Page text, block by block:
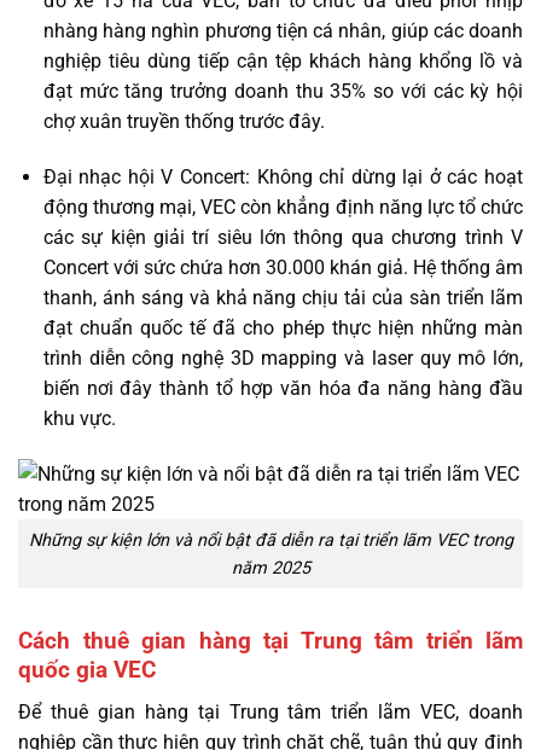
nhàng hàng nghìn phương tiện cá nhân, giúp các doanh
nghiệp tiêu dùng tiếp cận tệp khách hàng khổng lồ và
đạt mức tăng trưởng doanh thu 35% so với các kỳ hội
chợ xuân truyền thống trước đây.
Đại nhạc hội V Concert: Không chỉ dừng lại ở các hoạt
động thương mại, VEC còn khẳng định năng lực tổ chức
các sự kiện giải trí siêu lớn thông qua chương trình V
Concert với sức chứa hơn 30.000 khán giả. Hệ thống âm
thanh, ánh sáng và khả năng chịu tải của sàn triển lãm
đạt chuẩn quốc tế đã cho phép thực hiện những màn
trình diễn công nghệ 3D mapping và laser quy mô lớn,
biến nơi đây thành tổ hợp văn hóa đa năng hàng đầu
khu vực.
Những sự kiện lớn và nổi bật đã diễn ra tại triển lãm VEC trong
năm 2025
Cách thuê gian hàng tại Trung tâm triển lãm
quốc gia VEC
Để thuê gian hàng tại Trung tâm triển lãm VEC, doanh
nghiệp cần thực hiện quy trình chặt chẽ, tuân thủ quy định